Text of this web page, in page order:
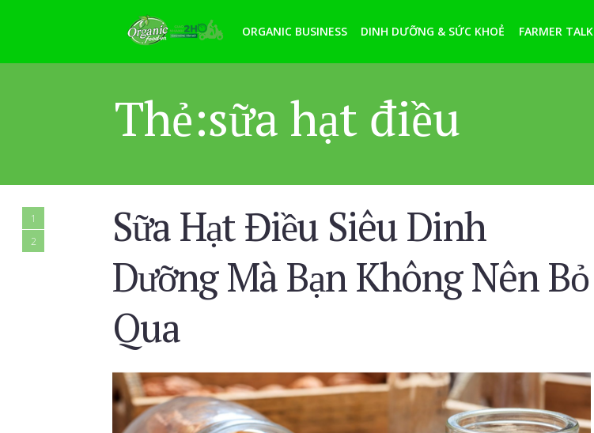
ORGANIC BUSINESS DINH DƯỠNG & SỨC KHOẺ FARMER TALK
Thẻ:sữa hạt điều
1
2
Sữa Hạt Điều Siêu Dinh
Dưỡng Mà Bạn Không Nên Bỏ
Qua